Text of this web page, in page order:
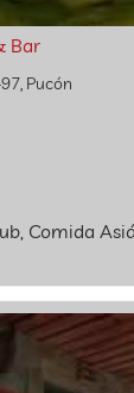
Bar
Pucón
Comida